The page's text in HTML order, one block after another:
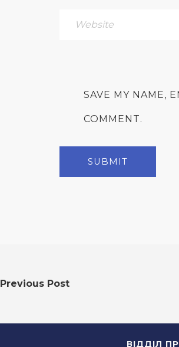
SAVE MY NAME,
COMMENT.
Previous Post
ВІДДІЛ